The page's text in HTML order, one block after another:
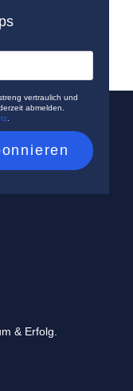
vertraulich und
abmelden.
& Erfolg.